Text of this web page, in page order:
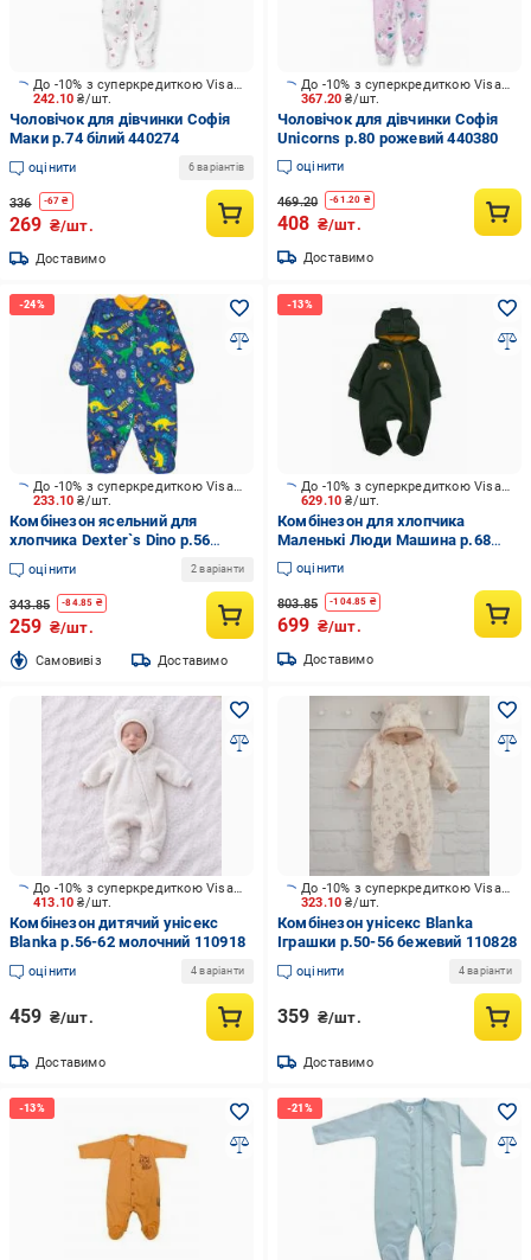
242.10₴/шт.
До -10% з суперкредиткою Visa Вигода
Чоловічок для дівчинки Софія
Маки р.74 білий 440274
оцінити 6 варіантів
336 -67 ₴
269 ₴/шт.
Доставимо
367.20₴/шт.
До -10% з суперкредиткою Visa Вигода
Чоловічок для дівчинки Софія
Unicorns р.80 рожевий 440380
оцінити
469.20 -61.20 ₴
408 ₴/шт.
Доставимо
233.10₴/шт.
До -10% з суперкредиткою Visa Вигода
Комбінезон ясельний для
хлопчика Dexter`s Dino р.56
блакитний d113днсн
оцінити 2 варіанти
343.85 -84.85 ₴
259 ₴/шт.
Cамовивіз Доставимо
629.10₴/шт.
До -10% з суперкредиткою Visa Вигода
Комбінезон для хлопчика
Маленькі Люди Машина р.68
зелений 0356
оцінити
803.85 -104.85 ₴
699 ₴/шт.
Доставимо
413.10₴/шт.
До -10% з суперкредиткою Visa Вигода
Комбінезон дитячий унісекс
Blanka р.56-62 молочний 110918
оцінити 4 варіанти
459 ₴/шт.
Доставимо
323.10₴/шт.
До -10% з суперкредиткою Visa Вигода
Комбінезон унісекс Blanka
Іграшки р.50-56 бежевий 110828
оцінити 4 варіанти
359 ₴/шт.
Доставимо